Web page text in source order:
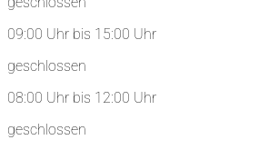
09:00 Uhr bis 15:00 Uhr
geschlossen
08:00 Uhr bis 12:00 Uhr
geschlossen